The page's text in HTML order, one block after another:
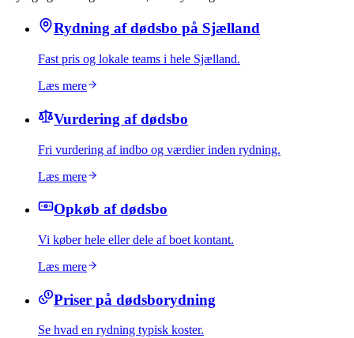
Rydning af dødsbo på Sjælland
Fast pris og lokale teams i hele Sjælland.
Læs mere
Vurdering af dødsbo
Fri vurdering af indbo og værdier inden rydning.
Læs mere
Opkøb af dødsbo
Vi køber hele eller dele af boet kontant.
Læs mere
Priser på dødsborydning
Se hvad en rydning typisk koster.